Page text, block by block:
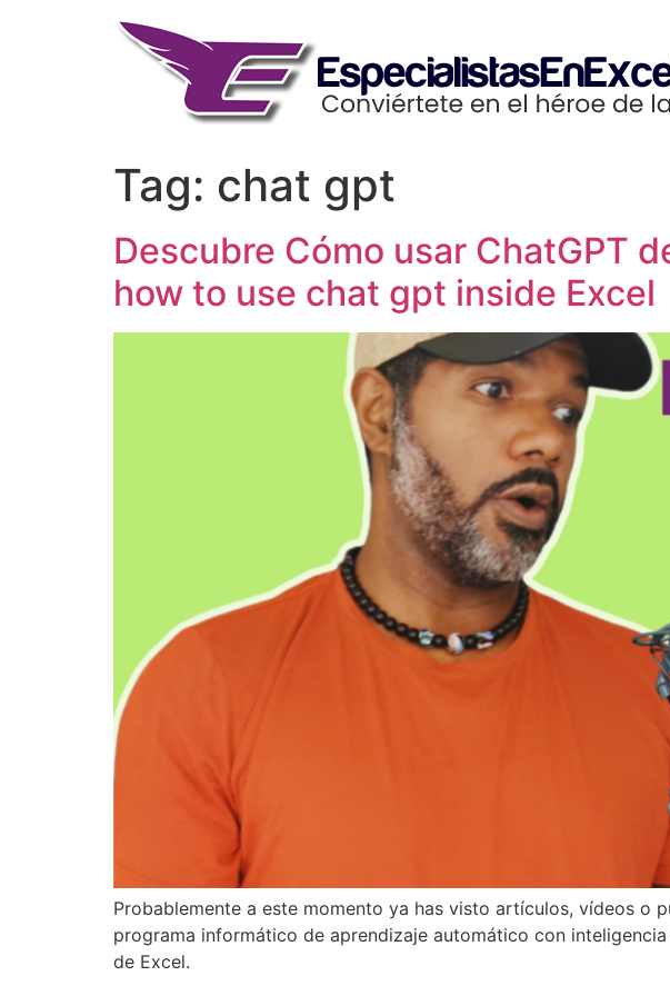
Tag: chat gpt
Descubre Cómo usar ChatGPT
how to use chat gpt inside Excel
Probablemente a este momento ya has visto artículos, vídeos o
programa informático de aprendizaje automático con
de Excel.